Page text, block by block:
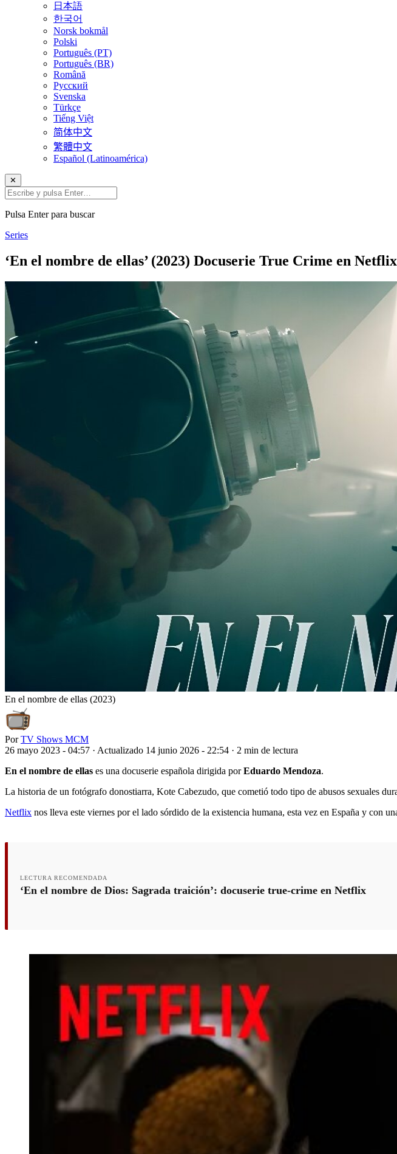
日本語
한국어
Norsk bokmål
Polski
Português (PT)
Português (BR)
Română
Русский
Svenska
Türkçe
Tiếng Việt
简体中文
繁體中文
Español (Latinoamérica)
✕
Pulsa Enter para buscar
Series
‘En el nombre de ellas’ (2023) Docuserie True Crime en Netflix
En el nombre de ellas (2023)
Por TV Shows MCM
26 mayo 2023 - 04:57 · Actualizado 14 junio 2026 - 22:54 · 2 min de lectura
En el nombre de ellas es una docuserie española dirigida porEduardo Mendoza.
La historia de un fotógrafo donostiarra, Kote Cabezudo, que cometió todo tipo de abusos sexuales
Netflix nos lleva este viernes por el lado sórdido de la existencia humana, esta vez en España y con
LECTURA RECOMENDADA
‘En el nombre de Dios: Sagrada traición’: docuserie true-crime en Netflix